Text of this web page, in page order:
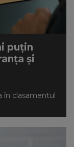
puțin
și
în clasamentul